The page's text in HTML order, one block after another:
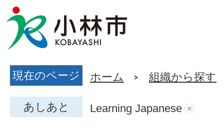
現在のページ ホーム 組織から探す
あしあと Learning Japanese